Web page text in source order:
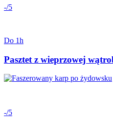
-/5
Do 1h
Pasztet z wieprzowej
-/5